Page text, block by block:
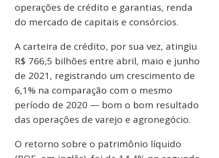
operações de crédito e garantias, renda
do mercado de capitais e consórcios.
A carteira de crédito, por sua vez, atingiu
R$ 766,5 bilhões entre abril, maio e junho
de 2021, registrando um crescimento de
6,1% na comparação com o mesmo
período de 2020 — bom o bom resultado
das operações de varejo e agronegócio.
O retorno sobre o patrimônio líquido